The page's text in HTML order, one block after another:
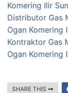
Komering Ilir
Distributor Gas
Ogan Komering
Kontraktor Gas
Ogan Komering
SHARE THIS